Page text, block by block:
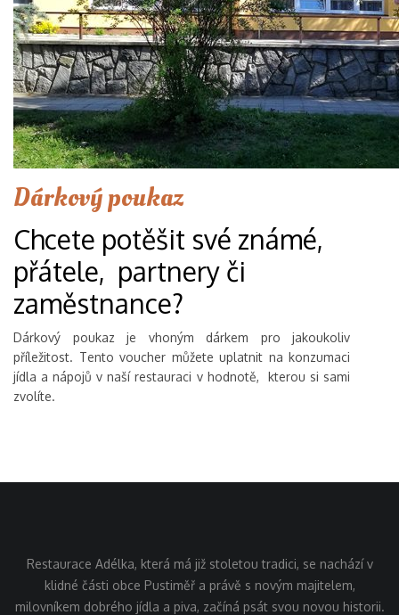
Dárkový poukaz
Chcete potěšit své známé,
přátele, partnery či
zaměstnance?
Dárkový poukaz je vhoným dárkem pro jakoukoliv
příležitost. Tento voucher můžete uplatnit na konzumaci
jídla a nápojů v naší restauraci v hodnotě, kterou si sami
zvolíte.
Restaurace Adélka, která má již stoletou tradici, se nachází v
klidné části obce Pustiměř a právě s novým majitelem,
milovníkem dobrého jídla a piva, začíná psát svou novou historii.